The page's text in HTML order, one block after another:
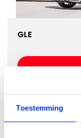
Toestemming
GLE